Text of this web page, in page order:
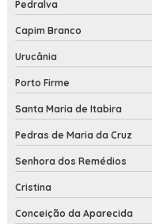
Pedralva
Capim Branco
Urucânia
Porto Firme
Santa Maria de Itabira
Pedras de Maria da Cruz
Senhora dos Remédios
Cristina
Conceição da Aparecida